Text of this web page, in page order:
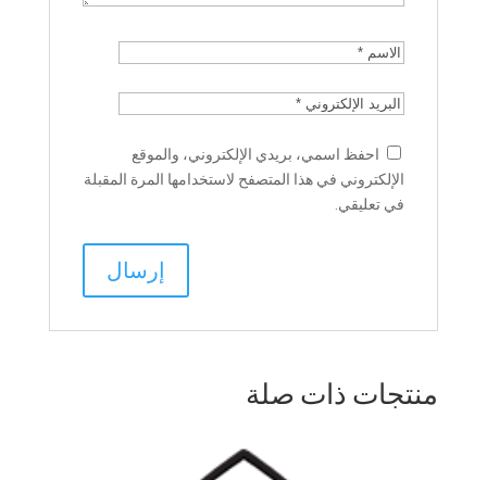
احفظ اسمي، بريدي الإلكتروني، والموقع
الإلكتروني في هذا المتصفح لاستخدامها المرة المقبلة
في تعليقي.
منتجات ذات صلة